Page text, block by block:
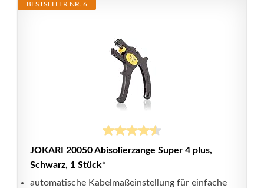
BESTSELLER NR. 6
JOKARI 20050 Abisolierzange Super 4 plus,
Schwarz, 1 Stück*
automatische Kabelmaßeinstellung für einfache